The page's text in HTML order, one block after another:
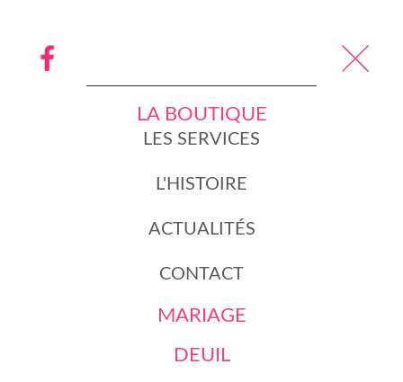
LA BOUTIQUE
LES SERVICES
L'HISTOIRE
ACTUALITÉS
CONTACT
MARIAGE
DEUIL